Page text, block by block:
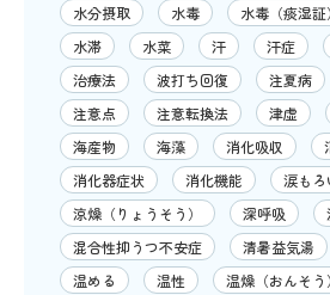
水分摂取
水毒 水毒（痰湿証）
水滞
水菜 汗 汗症
治療法
波打ち回復 注夏病
注意点
注意転換法 津虚
海産物
海藻 消化吸収
消化器症状
消化機能
涙もろ
涼燥（りょうそう）
深呼吸
混合性抑うつ不安症
清暑益気湯
温める
温性 温燥（おんそう）